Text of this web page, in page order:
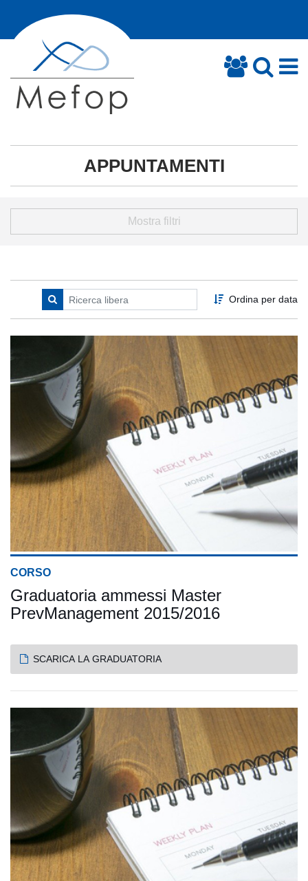
APPUNTAMENTI
Mostra filtri
Ordina per data
CORSO
Graduatoria ammessi Master
PrevManagement 2015/2016
SCARICA LA GRADUATORIA